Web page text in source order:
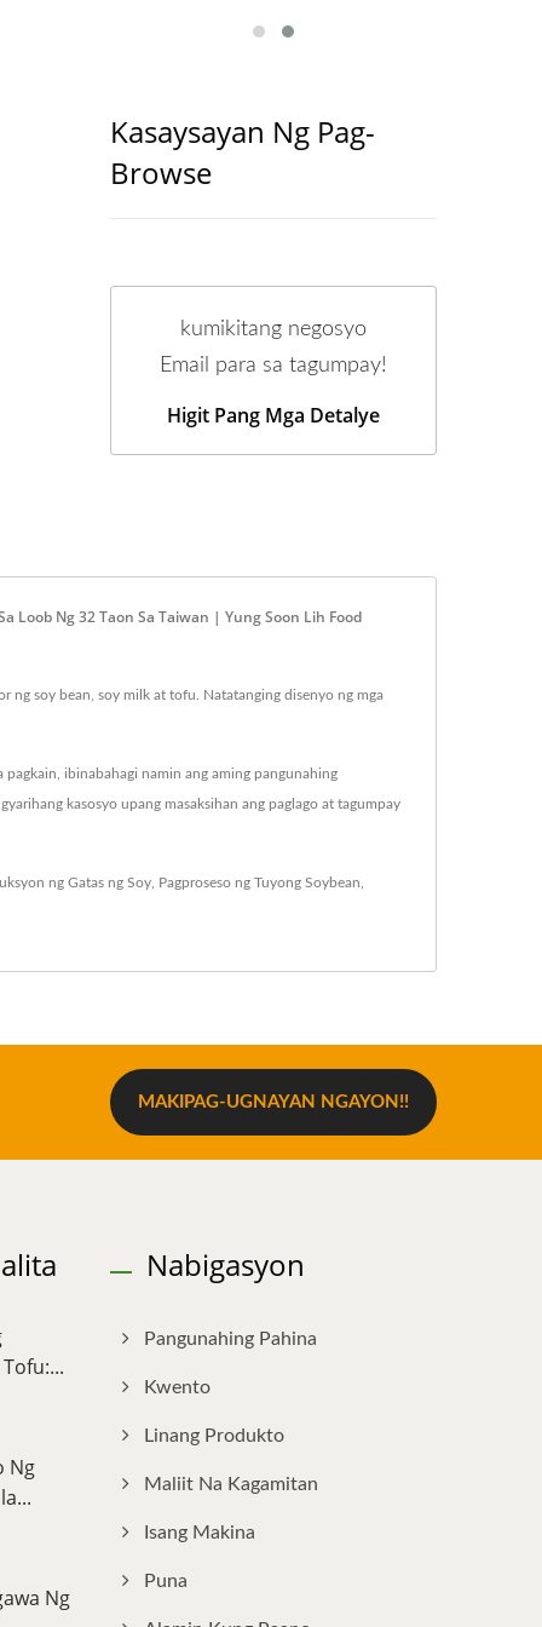
Kasaysayan Ng Pag-
Browse
kumikitang negosyo
Email para sa tagumpay!
Higit Pang Mga Detalye
Loob Ng 32 Taon Sa Taiwan | Yung Soon Lih Food
ng soy bean, soy milk at tofu. Natatanging disenyo ng mga
pagkain, ibinabahagi namin ang aming pangunahing
kasosyo upang masaksihan ang paglago at tagumpay
ng Gatas ng Soy Pagproseso ng Tuyong Soybean
MAKIPAG-UGNAYAN NGAYON!!
Ng
Ng
Nabigasyon
Pangunahing Pahina
Kwento
Linang Produkto
Maliit Na Kagamitan
Isang Makina
Puna